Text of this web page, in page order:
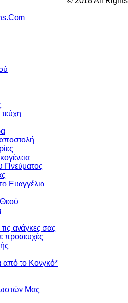
Πνεύματος
Ευαγγέλιο
Θεού
ανάγκες σας
προσευχές
από το Κονγκό*
Mας